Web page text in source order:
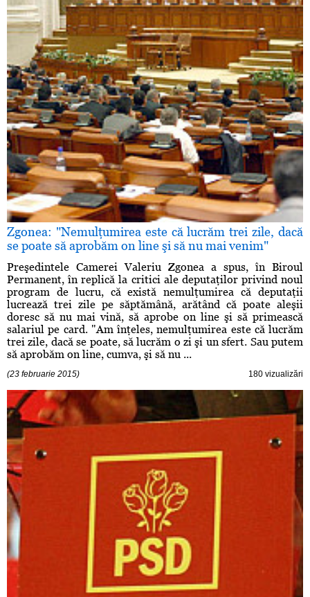
Zgonea: "Nemulţumirea este că lucrăm trei zile, dacă
se poate să aprobăm on line şi să nu mai venim"
Preşedintele Camerei Valeriu Zgonea a spus, în Biroul
Permanent, în replică la critici ale deputaţilor privind noul
program de lucru, că există nemulţumirea că deputaţii
lucrează trei zile pe săptămână, arătând că poate aleşii
doresc să nu mai vină, să aprobe on line şi să primească
salariul pe card. "Am înţeles, nemulţumirea este că lucrăm
trei zile, dacă se poate, să lucrăm o zi şi un sfert. Sau putem
să aprobăm on line, cumva, şi să nu ...
(23 februarie 2015) 180 vizualizări